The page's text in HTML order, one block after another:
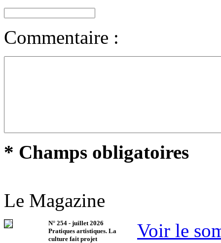
Commentaire :
* Champs obligatoires
Le Magazine
N° 254 - juillet 2026
Pratiques artistiques. La
culture fait projet
Voir le